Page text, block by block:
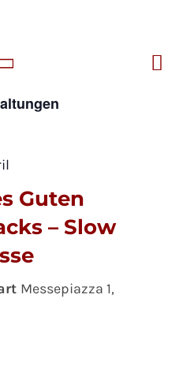
Liste
Guten
– Slow
Messepiazza 1,